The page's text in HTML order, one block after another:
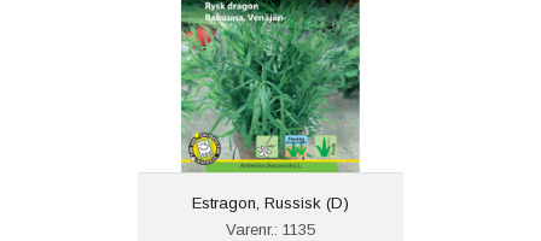
Estragon, Russisk (D)
Varenr.: 1135